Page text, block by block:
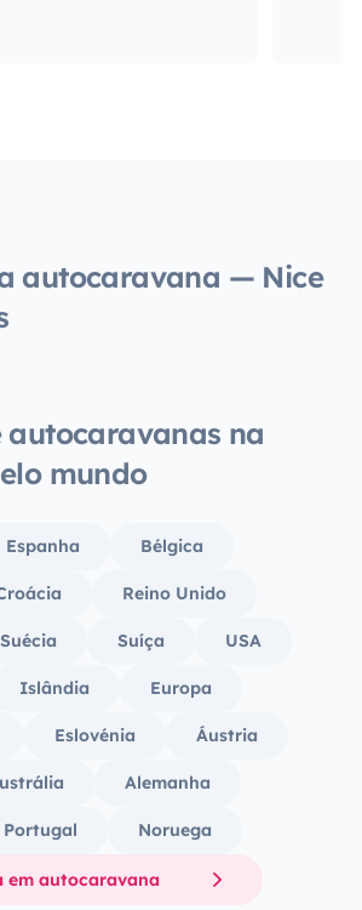
autocaravana — Nice
autocaravanas na
mundo
Espanha Bélgica
Reino Unido
Suécia Suíça USA
Islândia Europa
Eslovénia Áustria
Alemanha
Portugal Noruega
em autocaravana